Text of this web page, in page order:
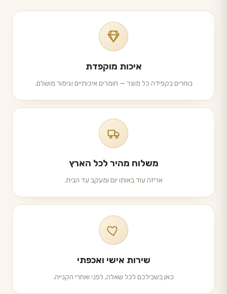
איכות מוקפדת
בוחרים בקפידה כל מוצר — חומרים איכותיים וגימור מושלם.
משלוח מהיר לכל הארץ
אריזה עוד באותו יום ומעקב עד הבית.
שירות אישי ואכפתי
כאן בשבילכם לכל שאלה, לפני ואחרי הקנייה.